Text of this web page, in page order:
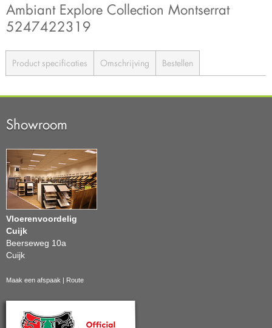
Ambiant Explore Collection Montserrat
5247422319
Product specificaties Omschrijving Bestellen
Showroom
Vloerenvoordelig
Cuijk
Beerseweg 10a
Cuijk
Maak een afspaak Route